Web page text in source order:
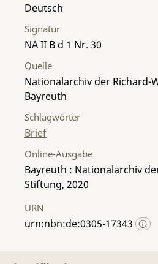
Deutsch
Signatur
NA II B d 1 Nr. 30
Quelle
Nationalarchiv der Richard-
Bayreuth
Schlagwörter
Brief
Online-Ausgabe
Bayreuth : Nationalarchiv
Stiftung, 2020
URN
urn:nbn:de:0305-17343